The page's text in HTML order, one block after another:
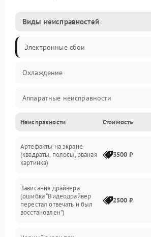
Виды неисправностей
Электронные сбои
Охлаждение
Аппаратные неисправности
Перегрев и термопроблемы
Видео
Интерфейсные и коммуникационные
Неисправности Стоимость
Артефакты на экране
(квадраты, полосы, рваная
картинка)
3500 ₽
Зависания драйвера
(ошибка “Видеодрайвер
перестал отвечать и был
восстановлен”)
2500 ₽